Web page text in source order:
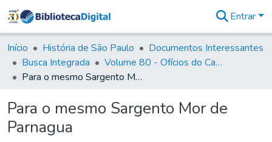
&
Coleções
Tudo na
Biblioteca
Estatísticas
Entrar
Início História de São Paulo
Documentos Interessantes
Busca Integrada
Volume 80 - Ofícios do Capitão General Martim Lopes Lobo de Saldanha (1777-1780)
Para o mesmo Sargento Mor de Parnagua
Para o mesmo Sargento Mor de
Parnagua